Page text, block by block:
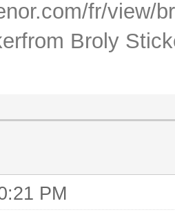
fr/view/
Broly
PM